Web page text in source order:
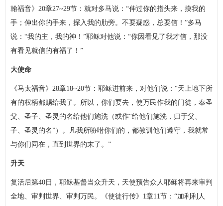
翰福音》20章27~29节：就对多马说：“伸过你的指头来，摸我的
手；伸出你的手来，探入我的肋旁。不要疑惑，总要信！”多马
说：“我的主，我的神！”耶稣对他说：“你因看见了我才信，那没
有看见就信的有福了！”
大使命
《马太福音》28章18~20节：耶稣进前来，对他们说：“天上地下所
有的权柄都赐给我了。所以，你们要去，使万民作我的门徒，奉圣
父、圣子、圣灵的名给他们施洗（或作“给他们施洗，归于父、
子、圣灵的名”）。凡我所吩咐你们的，都教训他们遵守，我就常
与你们同在，直到世界的末了。”
升天
复活后第40日，耶稣基督当众升天，天使预告众人耶稣将再来审判
全地、审判世界、审判万民。《使徒行传》1章11节：“加利利人